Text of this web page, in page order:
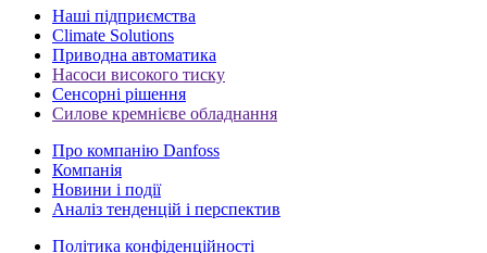
Наші підприємства
Climate Solutions
Приводна автоматика
Насоси високого тиску
Сенсорні рішення
Силове кремнієве обладнання
Про компанію Danfoss
Компанія
Новини і події
Аналіз тенденцій і перспектив
Політика конфіденційності